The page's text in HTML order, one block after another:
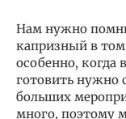
Нам нужно
капризный в том
особенно, когда
готовить нужно
больших
много, поэтому